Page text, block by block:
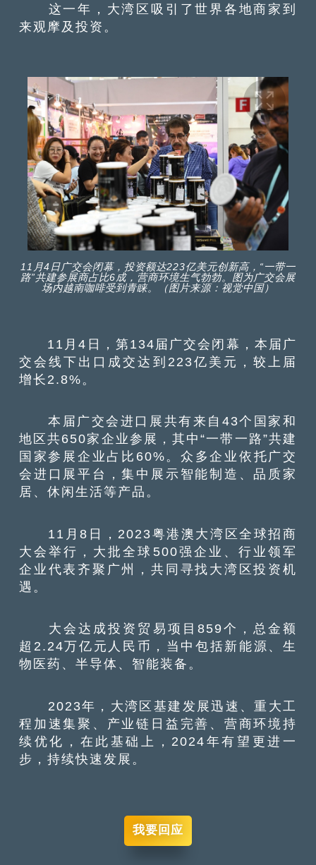
这一年，大湾区吸引了世界各地商家到
来观摩及投资。
11月4日广交会闭幕，投资额达223亿美元创新高，“一带一
路”共建参展商占比6成，营商环境生气勃勃。图为广交会展
场内越南咖啡受到青睐。（图片来源：视觉中国）
11月4日，第134届广交会闭幕，本届广
交会线下出口成交达到223亿美元，较上届
增长2.8%。
本届广交会进口展共有来自43个国家和
地区共650家企业参展，其中“一带一路”共建
国家参展企业占比60%。众多企业依托广交
会进口展平台，集中展示智能制造、品质家
居、休闲生活等产品。
11月8日，2023粤港澳大湾区全球招商
大会举行，大批全球500强企业、行业领军
企业代表齐聚广州，共同寻找大湾区投资机
遇。
大会达成投资贸易项目859个，总金额
超2.24万亿元人民币，当中包括新能源、生
物医药、半导体、智能装备。
2023年，大湾区基建发展迅速、重大工
程加速集聚、产业链日益完善、营商环境持
续优化，在此基础上，2024年有望更进一
步，持续快速发展。
我要回应